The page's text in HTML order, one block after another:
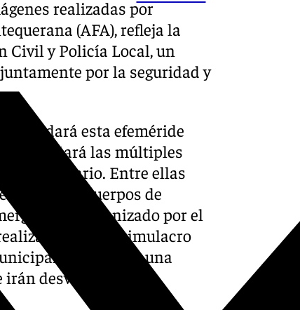
realizadas por
(AFA), refleja la
Civil y Policía Local, un
por la seguridad y
recordará esta efeméride
las múltiples
aniversario. Entre ellas
diferentes cuerpos de
organizado por el
de un simulacro
así como una
desvelando